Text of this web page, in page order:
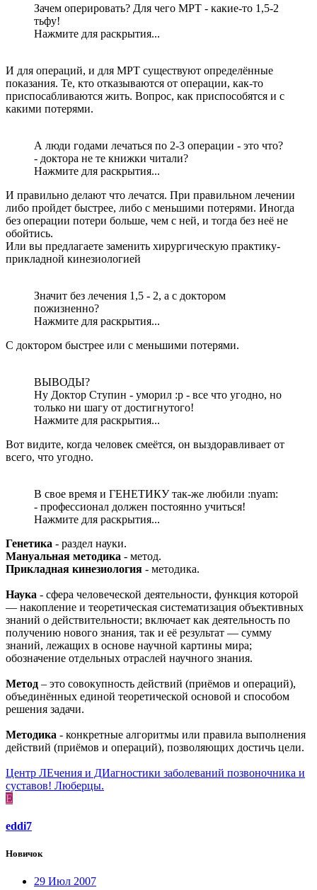
Зачем оперировать? Для чего МРТ - какие-то 1,5-2
тьфу!
Нажмите для раскрытия...
И для операций, и для МРТ существуют определённые
показания. Те, кто отказываются от операции, как-то
приспосабливаются жить. Вопрос, как приспособятся и с
какими потерями.
А люди годами лечаться по 2-3 операции - это что?
- доктора не те книжки читали?
Нажмите для раскрытия...
И правильно делают что лечатся. При правильном лечении
либо пройдет быстрее, либо с меньшими потерями. Иногда
без операции потери больше, чем с ней, и тогда без неё не
обойтись.
Или вы предлагаете заменить хирургическую практику-
прикладной кинезиологией
Значит без лечения 1,5 - 2, а с доктором
пожизненно?
Нажмите для раскрытия...
С доктором быстрее или с меньшими потерями.
ВЫВОДЫ?
Ну Доктор Ступин - уморил :p - все что угодно, но
только ни шагу от достигнутого!
Нажмите для раскрытия...
Вот видите, когда человек смеётся, он выздоравливает от
всего, что угодно.
В свое время и ГЕНЕТИКУ так-же любили :nyam:
- профессионал должен постоянно учиться!
Нажмите для раскрытия...
Генетика - раздел науки.
Мануальная методика - метод.
Прикладная кинезиология - методика.
Наука - сфера человеческой деятельности, функция которой
— накопление и теоретическая систематизация объективных
знаний о действительности; включает как деятельность по
получению нового знания, так и её результат — сумму
знаний, лежащих в основе научной картины мира;
обозначение отдельных отраслей научного знания.
Метод – это совокупность действий (приёмов и операций),
объединённых единой теоретической основой и способом
решения задачи.
Методика - конкретные алгоритмы или правила выполнения
действий (приёмов и операций), позволяющих достичь цели.
Центр ЛЕчения и ДИагностики заболеваний позвоночника и
суставов! Люберцы.
E
eddi7
Новичок
29 Июл 2007